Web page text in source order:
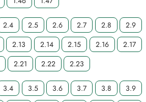
2.4 2.5 2.6 2.7 2.8
2.9
2.13 2.14 2.15 2.16
2.17
2.21 2.22 2.23
3.4 3.5 3.6 3.7 3.8
3.9